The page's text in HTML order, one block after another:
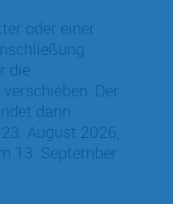
oder einer
die
Der
dann
August 2026,
13. September